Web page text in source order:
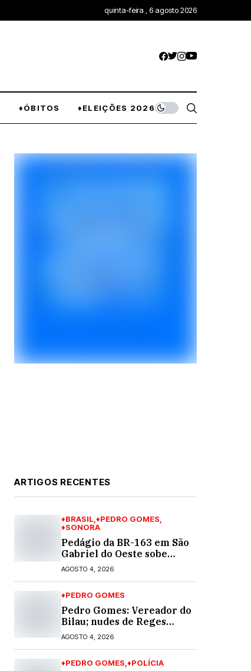
quinta-feira , 6 agosto 2026
♦ÓBITOS ♦ELEIÇÕES 2026
ARTIGOS RECENTES
♦BRASIL ♦PEDRO GOMES
♦SONORA
Pedágio da BR-163 em São
Gabriel do Oeste sobe
40,53% e passa a custar R$
10,70 a partir desta quarta-
AGOSTO 4, 2026
♦PEDRO GOMES
Pedro Gomes: Vereador do
Bilau; nudes de Reges
circula na Assembleia
Legislativa de MS e
AGOSTO 4, 2026
♦PEDRO GOMES ♦POLÍCIA